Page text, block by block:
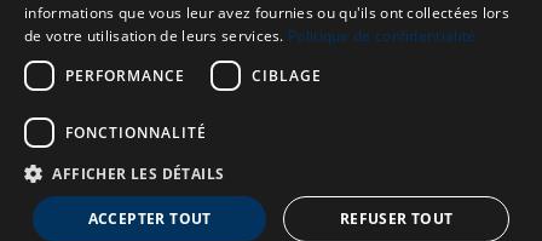
Neuro MAV France
Association dédiée aux patients souffrant de Malformations
informations que vous leur avez fournies ou qu'ils ont collectées lors
de votre utilisation de leurs services. Politique de confidentialité
PERFORMANCE
CIBLAGE
FONCTIONNALITÉ
AFFICHER LES DÉTAILS
ACCEPTER TOUT REFUSER TOUT